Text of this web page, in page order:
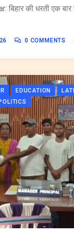
बिहार की धरती एक बार
0 COMMENTS
EDUCATION